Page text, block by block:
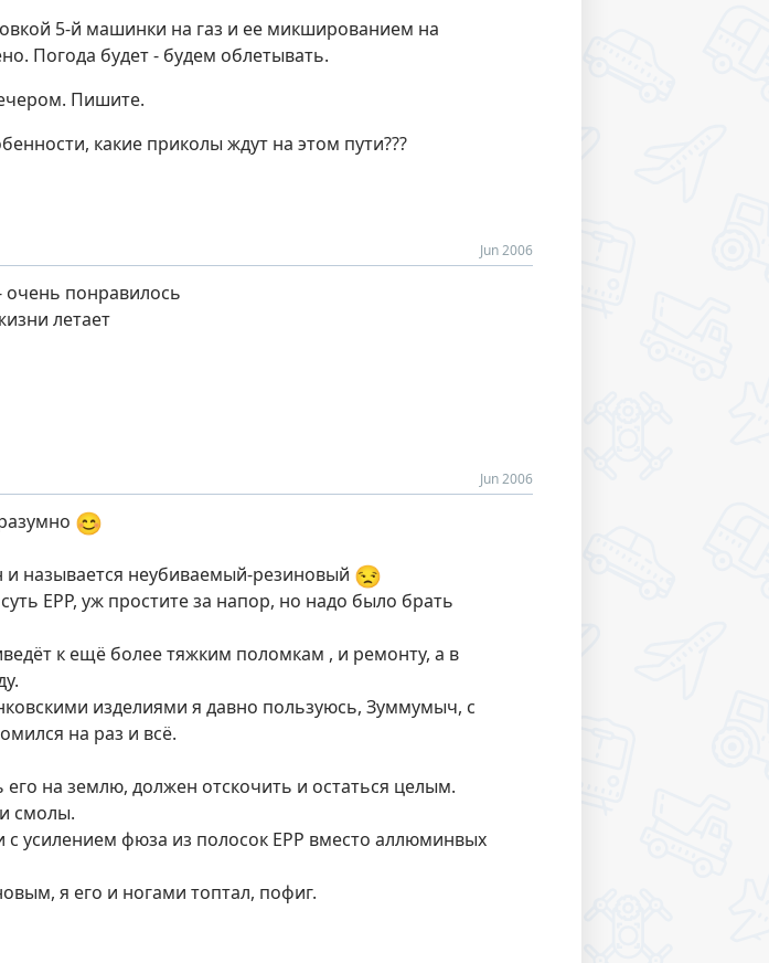
5-й машинки на газ и ее микшированием на
Погода будет - будем облетывать.
Пишите.
какие приколы ждут на этом пути???
Jun 2006
очень понравилось
летает
Jun 2006
😊
и называется неубиваемый-резиновый 😒
ЕРР, уж простите за напор, но надо было брать
к ещё более тяжким поломкам , и ремонту, а в
изделиями я давно пользуюсь, Зуммумыч, с
на раз и всё.
на землю, должен отскочить и остаться целым.
смолы.
с усилением фюза из полосок ЕРР вместо аллюминвых
я его и ногами топтал, пофиг.